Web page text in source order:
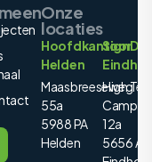
Onze
locaties
Hoofdkantoor
Helden
Maasbreeseweg
55a
5988 PA
Helden
High
Campus
12a
5656 AE